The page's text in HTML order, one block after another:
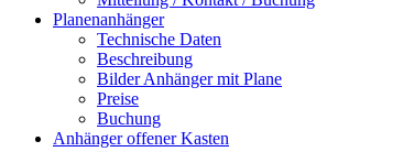
Planenanhänger
Technische Daten
Beschreibung
Bilder Anhänger mit Plane
Preise
Buchung
Anhänger offener Kasten